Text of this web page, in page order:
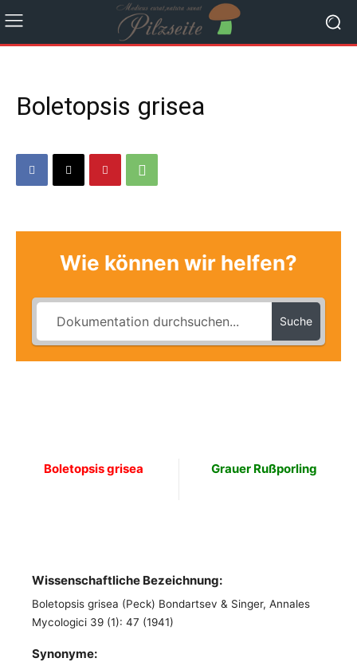
Boletopsis grisea
Wie können wir helfen?
Suche
Boletopsis grisea Grauer Rußporling
Wissenschaftliche Bezeichnung:
Boletopsis grisea (Peck) Bondartsev & Singer, Annales
Mycologici 39 (1): 47 (1941)
Synonyme: